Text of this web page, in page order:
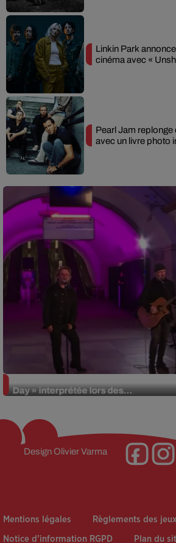
Linkin Park
cinéma avec «
Pearl Jam
avec un livre photo
Day » interprétée lors des...
Design Olivier Varma
Mentions légales Règlements des jeux
Notice d’information RGPD Plan du